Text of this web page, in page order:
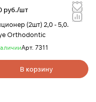
руб./шт
(2шт) 2,0 - 5,0.
Orthodontic
Арт. 7311
В корзину